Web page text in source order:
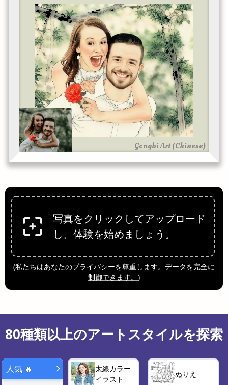
Gongbi Art (Chinese)
写真をクリックしてアップロード
し、体験を始めましょう。
(私たちはあなたのプライバシーを尊重します。データを完全に
制御できます。 )
80種類以上のアートスタイルを探索
人気 🔥
太線カラー
イラスト
ぬりえ